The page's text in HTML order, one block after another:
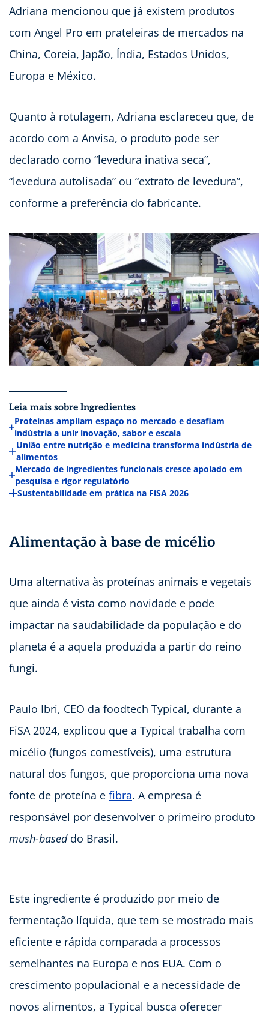
Adriana mencionou que já existem produtos
com Angel Pro em prateleiras de mercados na
China, Coreia, Japão, Índia, Estados Unidos,
Europa e México.
Quanto à rotulagem, Adriana esclareceu que, de
acordo com a Anvisa, o produto pode ser
declarado como “levedura inativa seca”,
“levedura autolisada” ou “extrato de levedura”,
conforme a preferência do fabricante.
Leia mais sobre Ingredientes
Proteínas ampliam espaço no mercado e desafiam
indústria a unir inovação, sabor e escala
União entre nutrição e medicina transforma indústria de
alimentos
Mercado de ingredientes funcionais cresce apoiado em
pesquisa e rigor regulatório
Sustentabilidade em prática na FiSA 2026
Alimentação à base de micélio
Uma alternativa às proteínas animais e vegetais
que ainda é vista como novidade e pode
impactar na saudabilidade da população e do
planeta é a aquela produzida a partir do reino
fungi.
Paulo Ibri, CEO da foodtech Typical, durante a
FiSA 2024, explicou que a Typical trabalha com
micélio (fungos comestíveis), uma estrutura
natural dos fungos, que proporciona uma nova
fonte de proteína e fibra. A empresa é
responsável por desenvolver o primeiro produto
mush-baseddo Brasil.
Este ingrediente é produzido por meio de
fermentação líquida, que tem se mostrado mais
eficiente e rápida comparada a processos
semelhantes na Europa e nos EUA. Com o
crescimento populacional e a necessidade de
novos alimentos, a Typical busca oferecer